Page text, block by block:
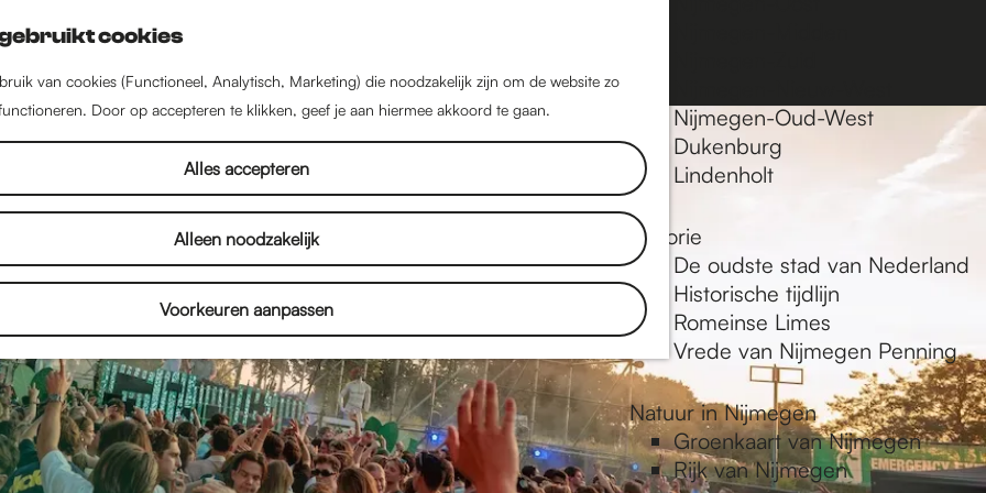
cookies
van cookies (Functioneel, Analytisch, Marketing) die noodzakelijk zijn om de website zo
Door op accepteren te klikken, geef je aan hiermee akkoord te gaan.
Alles accepteren
Alleen noodzakelijk
Voorkeuren aanpassen
o
e
k
n
a
a
r
M
n
Nijmegen-Oud-West
Dukenburg
Lindenholt
Historie
De oudste stad van Nederland
Historische tijdlijn
Romeinse Limes
Vrede van Nijmegen Penning
Natuur in Nijmegen
Groenkaart van Nijmegen
Rijk van Nijmegen